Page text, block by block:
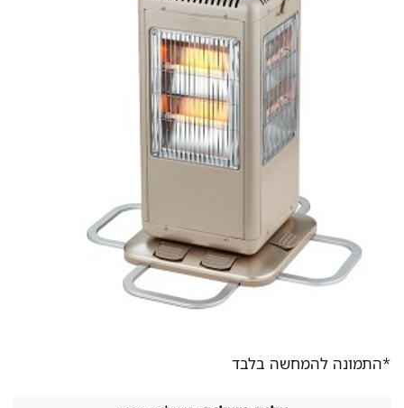
*התמונה להמחשה בלבד